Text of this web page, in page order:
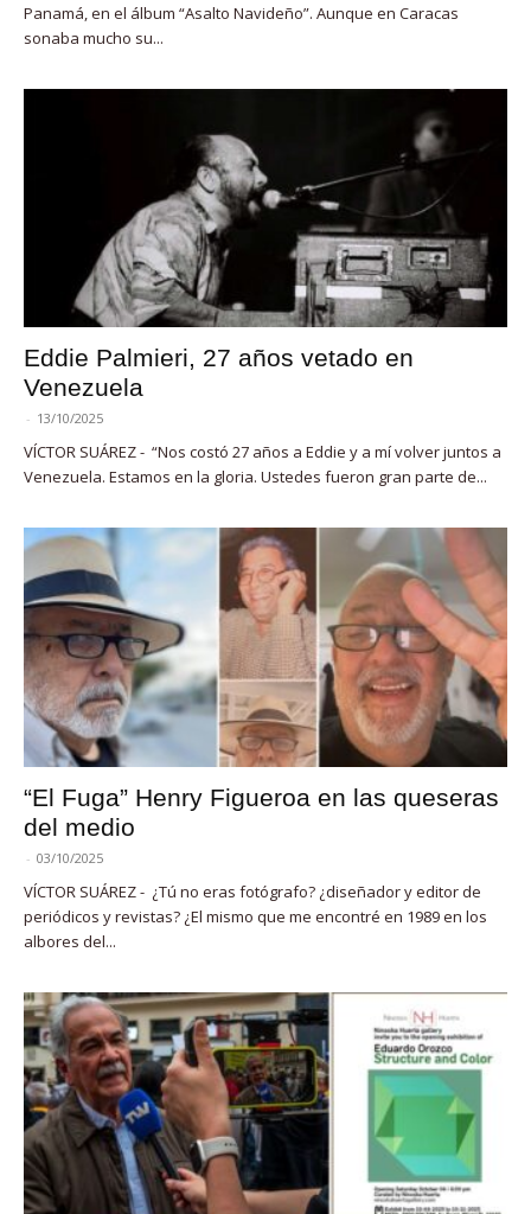
Panamá, en el álbum “Asalto Navideño”. Aunque en Caracas
sonaba mucho su...
Eddie Palmieri, 27 años vetado en
Venezuela
- 13/10/2025
VÍCTOR SUÁREZ - “Nos costó 27 años a Eddie y a mí volver juntos a
Venezuela. Estamos en la gloria. Ustedes fueron gran parte de...
“El Fuga” Henry Figueroa en las queseras
del medio
- 03/10/2025
VÍCTOR SUÁREZ - ¿Tú no eras fotógrafo? ¿diseñador y editor de
periódicos y revistas? ¿El mismo que me encontré en 1989 en los
albores del...